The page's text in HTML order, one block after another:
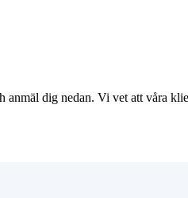
dig nedan. Vi vet att våra